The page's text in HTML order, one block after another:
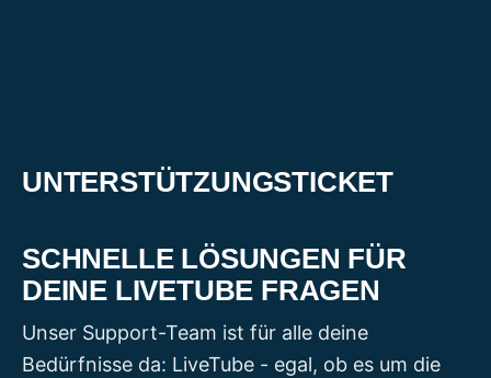
UNTERSTÜTZUNGSTICKET
SCHNELLE LÖSUNGEN FÜR
DEINE LIVETUBE FRAGEN
Unser Support-Team ist für alle deine
Bedürfnisse da: LiveTube - egal, ob es um die